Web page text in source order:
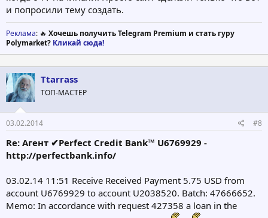
и попросили тему создать.
Реклама: 🔥 Хочешь получить Telegram Premium и стать гуру
Polymarket? Кликай сюда!
Ttarrass
ТОП-МАСТЕР
03.02.2014 #8
Re: Агент ✔Perfect Credit Bank™ U6769929 -
http://perfectbank.info/
03.02.14 11:51 Receive Received Payment 5.75 USD from
account U6769929 to account U2038520. Batch: 47666652.
Memo: In accordance with request 427358 a loan in the